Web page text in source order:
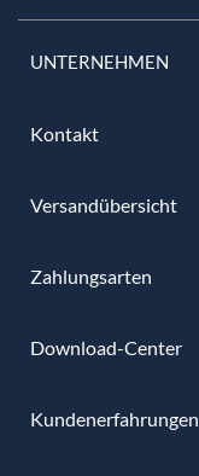
UNTERNEHMEN
Kontakt
Versandübersicht
Zahlungsarten
Download-Center
Kundenerfahrungen